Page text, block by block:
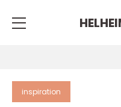
inspiration